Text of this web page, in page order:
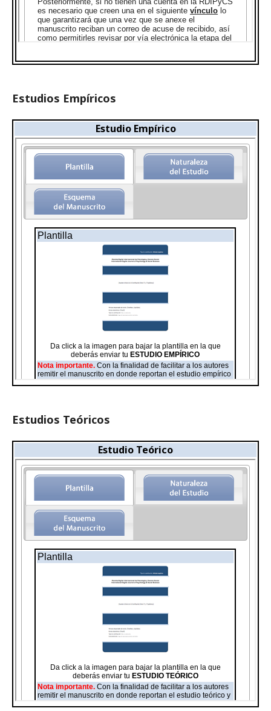
Estudios Empíricos
Estudio Empírico
Estudios Teóricos
Estudio Teórico